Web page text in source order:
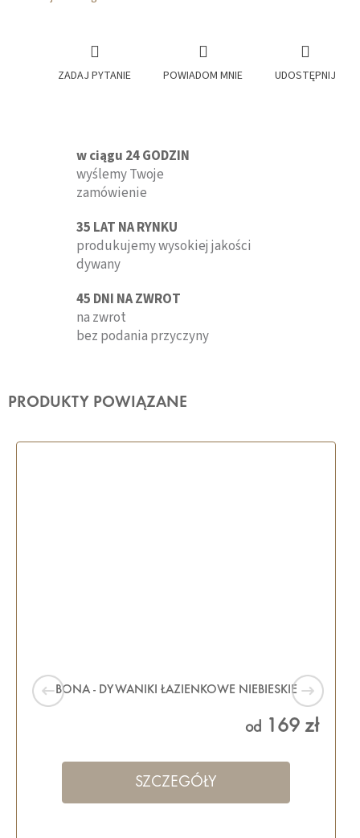
ZADAJ PYTANIE POWIADOM MNIE UDOSTĘPNIJ
w ciągu 24 GODZIN
wyślemy Twoje
zamówienie
35 LAT NA RYNKU
produkujemy wysokiej jakości
dywany
45 DNI NA ZWROT
na zwrot
bez podania przyczyny
PRODUKTY POWIĄZANE
BONA - DYWANIKI ŁAZIENKOWE NIEBIESKIE
od 169 zł
SZCZEGÓŁY